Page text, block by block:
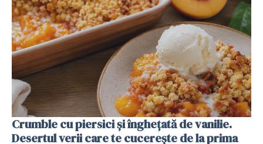
Crumble cu piersici și înghețată de vanilie.
Desertul verii care te cucerește de la prima